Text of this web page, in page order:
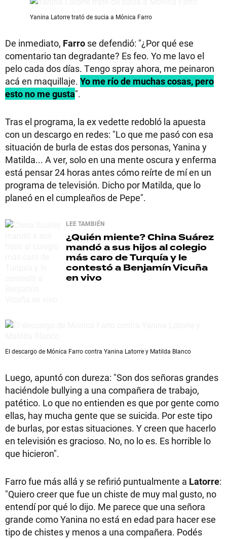
Yanina Latorre trató de sucia a Mónica Farro
De inmediato, Farro se defendió: "¿Por qué ese
comentario tan degradante? Es feo. Yo me lavo el
pelo cada dos días. Tengo spray ahora, me peinaron
acá en maquillaje. Yo me río de muchas cosas, pero
esto no me gusta".
Tras el programa, la ex vedette redobló la apuesta
con un descargo en redes: "Lo que me pasó con esa
situación de burla de estas dos personas, Yanina y
Matilda... A ver, solo en una mente oscura y enferma
está pensar 24 horas antes cómo reírte de mí en un
programa de televisión. Dicho por Matilda, que lo
planeó en el cumpleaños de Pepe".
LEE TAMBIÉN
¿Quién miente?China Suárez
mandó a sus hijos al colegio
más caro de Turquía y le
contestó a Benjamín Vicuña
en vivo
El descargo de Mónica Farro contra Yanina Latorre y Matilda Blanco
Luego, apuntó con dureza: "Son dos señoras grandes
haciéndole bullying a una compañera de trabajo,
patético. Lo que no entienden es que por gente como
ellas, hay mucha gente que se suicida. Por este tipo
de burlas, por estas situaciones. Y creen que hacerlo
en televisión es gracioso. No, no lo es. Es horrible lo
que hicieron".
Farro fue más allá y se refirió puntualmente a Latorre:
"Quiero creer que fue un chiste de muy mal gusto, no
entendí por qué lo dijo. Me parece que una señora
grande como Yanina no está en edad para hacer ese
tipo de chistes y menos a una compañera. Podés